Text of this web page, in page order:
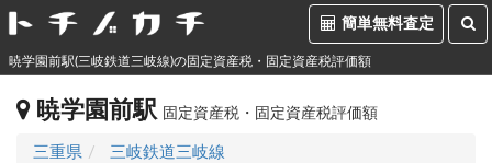
簡単無料査定
暁学園前駅(三岐鉄道三岐線)の固定資産税・固定資産税評価額
暁学園前駅 固定資産税・固定資産税評価額
三重県 三岐鉄道三岐線